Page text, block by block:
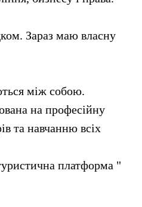
Зараз маю власну
між собою.
на професійну
та навчанню всіх
платформа "